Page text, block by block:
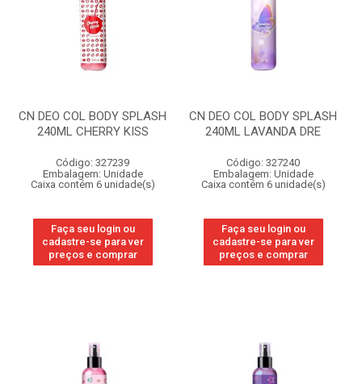
CN DEO COL BODY SPLASH
240ML CHERRY KISS
Código: 327239
Embalagem: Unidade
Caixa contém 6 unidade(s)
Faça seu login ou
cadastre-se para ver
preços e comprar
CN DEO COL BODY SPLASH
240ML LAVANDA DRE
Código: 327240
Embalagem: Unidade
Caixa contém 6 unidade(s)
Faça seu login ou
cadastre-se para ver
preços e comprar